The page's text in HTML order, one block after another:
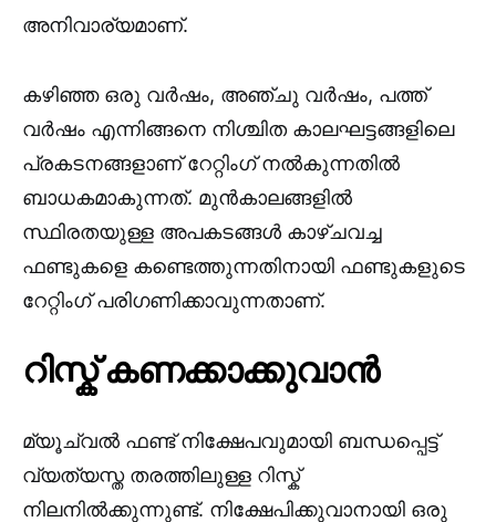
അനിവാര്യമാണ്.
കഴിഞ്ഞ ഒരു വർഷം, അഞ്ചു വർഷം, പത്ത്
വർഷം എന്നിങ്ങനെ നിശ്ചിത കാലഘട്ടങ്ങളിലെ
പ്രകടനങ്ങളാണ് റേറ്റിംഗ് നൽകുന്നതിൽ
ബാധകമാകുന്നത്. മുൻകാലങ്ങളിൽ
സ്ഥിരതയുള്ള അപകടങ്ങൾ കാഴ്ചവച്ച
ഫണ്ടുകളെ കണ്ടെത്തുന്നതിനായി ഫണ്ടുകളുടെ
റേറ്റിംഗ് പരിഗണിക്കാവുന്നതാണ്.
റിസ്ക് കണക്കാക്കുവാൻ
മ്യൂച്വൽ ഫണ്ട് നിക്ഷേപവുമായി ബന്ധപ്പെട്ട്
വ്യത്യസ്ത തരത്തിലുള്ള റിസ്ക്
നിലനിൽക്കുന്നുണ്ട്. നിക്ഷേപിക്കുവാനായി ഒരു